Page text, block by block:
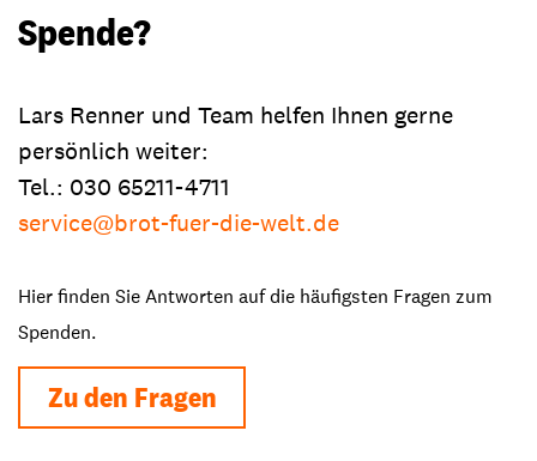
Spende?
Lars Renner und Team helfen Ihnen gerne
persönlich weiter:
Tel.: 030 65211-4711
service@brot-fuer-die-welt.de
Hier finden Sie Antworten auf die häufigsten Fragen zum
Spenden.
Zu den Fragen